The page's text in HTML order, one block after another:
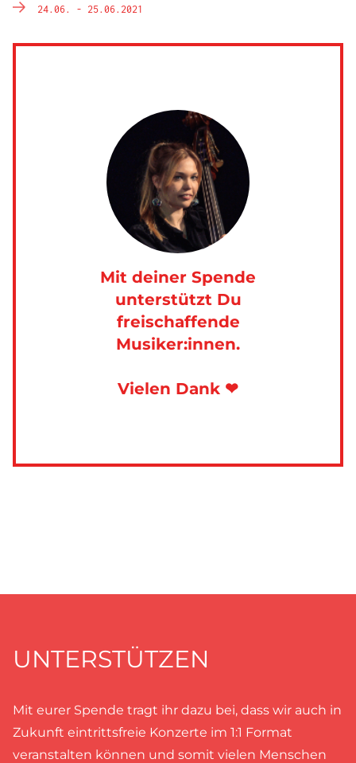
24.06. - 25.06.2021
Mit deiner Spende
unterstützt Du
freischaffende
Musiker:innen.
Vielen Dank ❤
UNTERSTÜTZEN
Mit eurer Spende tragt ihr dazu bei, dass wir auch in
Zukunft eintrittsfreie Konzerte im 1:1 Format
veranstalten können und somit vielen Menschen